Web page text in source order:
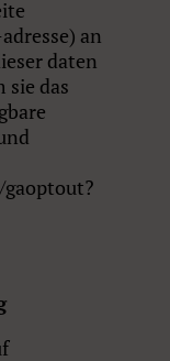
an
daten
sie das